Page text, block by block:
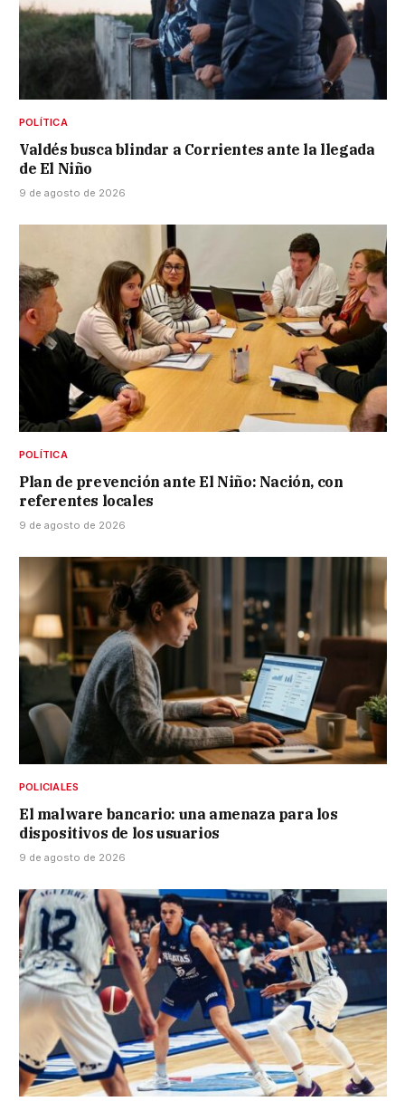
POLÍTICA
Valdés busca blindar a Corrientes ante la llegada
de El Niño
9 de agosto de 2026
POLÍTICA
Plan de prevención ante El Niño: Nación, con
referentes locales
9 de agosto de 2026
POLICIALES
El malware bancario: una amenaza para los
dispositivos de los usuarios
9 de agosto de 2026